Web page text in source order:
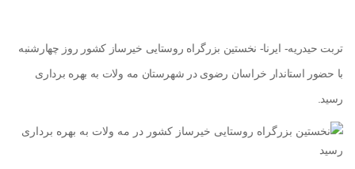
تربت حیدریه- ایرنا- نخستین بزرگراه روستایی خیرساز کشور روز چهارشنبه
با حضور استاندار خراسان رضوی در شهرستان مه ولات به بهره برداری
رسید.